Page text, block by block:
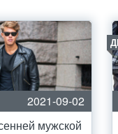
2021-09-02
мужской